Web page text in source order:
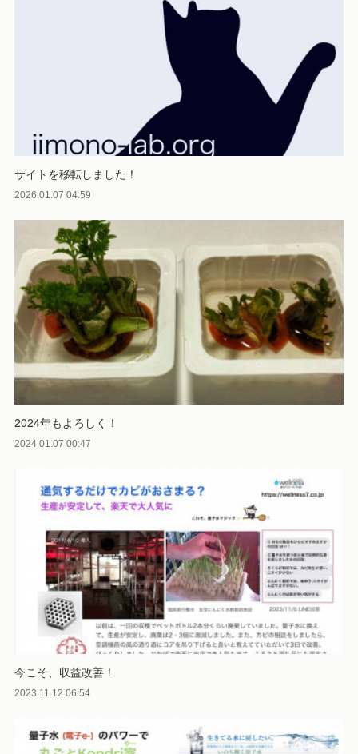
サイトを移転しました！
2026.01.07 04:59
2024年もよろしく！
2024.01.07 00:47
今こそ、収益改善！
2023.11.12 06:54